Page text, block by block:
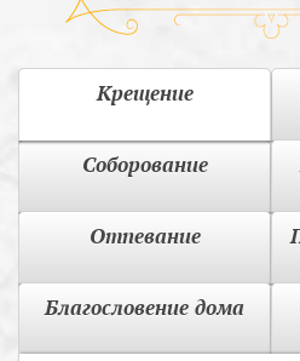
Крещение
Соборование
Отпевание
Благословение дома